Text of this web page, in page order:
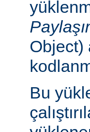
Object)
Bu